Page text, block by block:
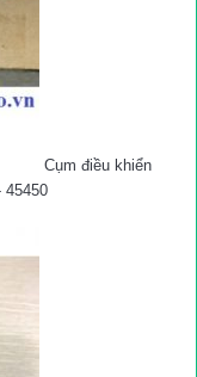
Cụm điều khiển
45450